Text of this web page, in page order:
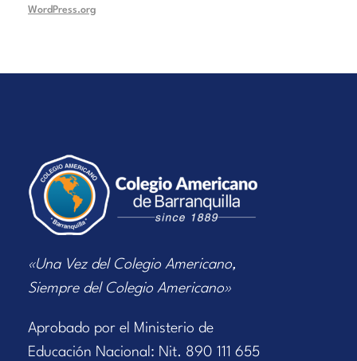
WordPress.org
«Una Vez del Colegio Americano,
Siempre del Colegio Americano»
Aprobado por el Ministerio de
Educación Nacional: Nit. 890 111 655